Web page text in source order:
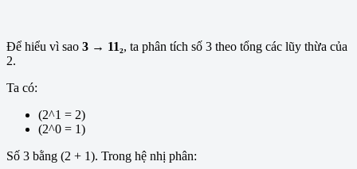
Để hiểu vì sao 3 → 11₂, ta phân tích số 3 theo tổng các lũy thừa của
2.
Ta có:
(2^1 = 2)
(2^0 = 1)
Số 3 bằng (2 + 1). Trong hệ nhị phân: